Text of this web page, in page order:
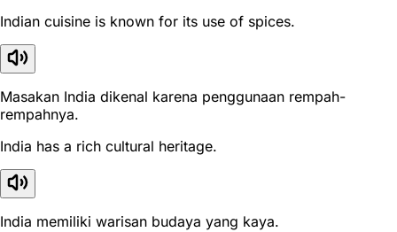
Indian cuisine is known for its use of spices.
Masakan India dikenal karena penggunaan rempah-
rempahnya.
India has a rich cultural heritage.
India memiliki warisan budaya yang kaya.